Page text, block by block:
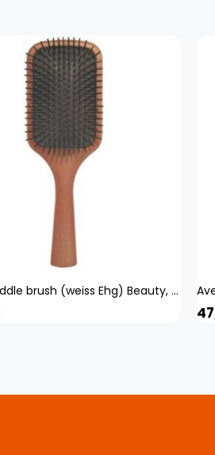
Aveda paddle brush (weiss Ehg) Beauty, Haare